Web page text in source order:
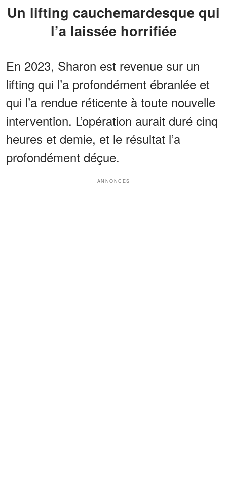
Un lifting cauchemardesque qui
l’a laissée horrifiée
En 2023, Sharon est revenue sur un
lifting qui l’a profondément ébranlée et
qui l’a rendue réticente à toute nouvelle
intervention. L’opération aurait duré cinq
heures et demie, et le résultat l’a
profondément déçue.
ANNONCES